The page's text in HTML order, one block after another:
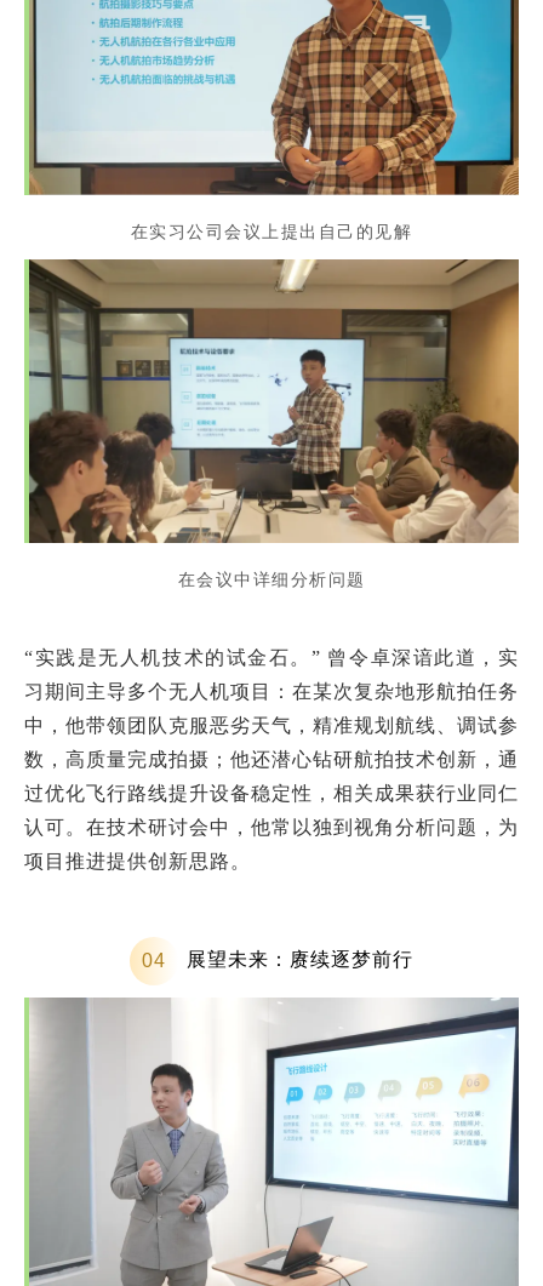
在实习公司会议上提出自己的见解
在会议中详细分析问题
“实践是无人机技术的试金石。” 曾令卓深谙此道，实
习期间主导多个无人机项目：在某次复杂地形航拍任务
中，他带领团队克服恶劣天气，精准规划航线、调试参
数，高质量完成拍摄；他还潜心钻研航拍技术创新，通
过优化飞行路线提升设备稳定性，相关成果获行业同仁
认可。在技术研讨会中，他常以独到视角分析问题，为
项目推进提供创新思路。
04 展望未来：赓续逐梦前行